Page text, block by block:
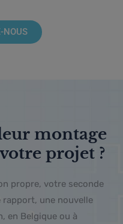
NOUS
montage
projet ?
propre, votre seconde
rapport, une nouvelle
en Belgique ou à